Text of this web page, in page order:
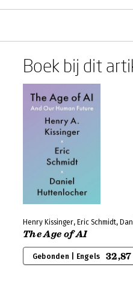
Boek bij dit
Henry Kissinger, Eric Schmidt,
The Age of AI
Gebonden | Engels 32,87